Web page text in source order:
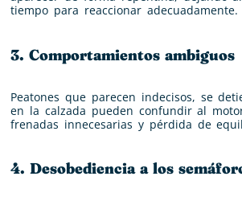
tiempo para reaccionar adecuadamente.
3. Comportamientos ambiguos
Peatones que parecen indecisos, se
en la calzada pueden confundir al
frenadas innecesarias y pérdida de
4. Desobediencia a los